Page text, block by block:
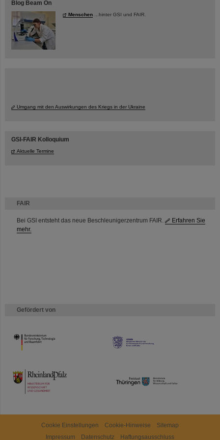
FAIR
Bei GSI entsteht das neue Beschleunigerzentrum FAIR.
Erfahren Sie
mehr.
Gefördert von
HMWK
TMWWDG
Blog Beam On
Menschen ...hinter GSI und FAIR.
Umgang mit den Auswirkungen des Kriegs in der Ukraine
GSI-FAIR Kolloquium
Aktuelle Termine
Cookie Einstellungen Cookie-Hinweise
Sitemap
Impressum
Datenschutz Haftungsausschluss